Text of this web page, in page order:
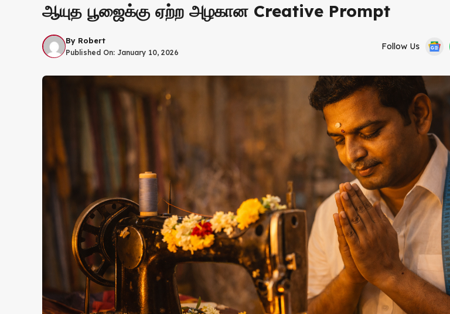
ஆயுத பூஜைக்கு ஏற்ற அழகான Creative Prompt
By Robert
Published On: January 10, 2026
Follow Us